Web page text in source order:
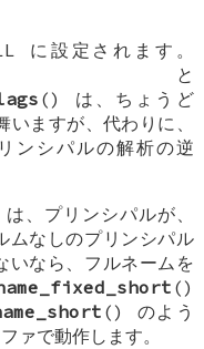
に設定されます。
と
() は、ちょうど
ますが、代わりに、
ンシパルの解析の逆
、プリンシパルが、
ムなしのプリンシパル
いなら、フルネームを
()
() のよう
ァで動作します。